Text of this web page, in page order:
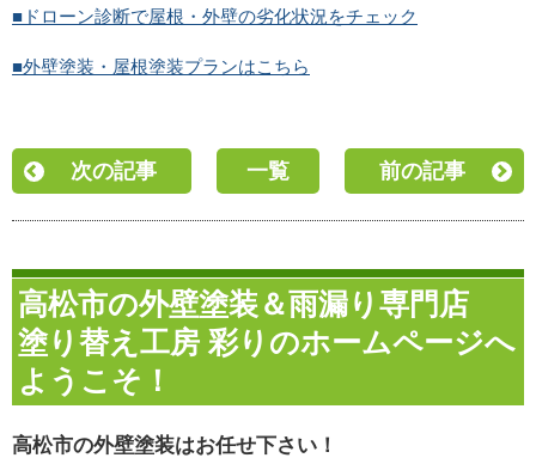
■ドローン診断で屋根・外壁の劣化状況をチェック
■外壁塗装・屋根塗装プランはこちら
次の記事 一覧 前の記事
高松市の外壁塗装＆雨漏り専門店
塗り替え工房 彩りのホームページへ
ようこそ！
高松市の外壁塗装はお任せ下さい！